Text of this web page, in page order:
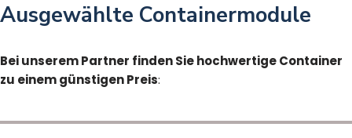
Ausgewählte Containermodule
Bei unserem Partner finden Sie hochwertige Container
zu einem günstigen Preis: